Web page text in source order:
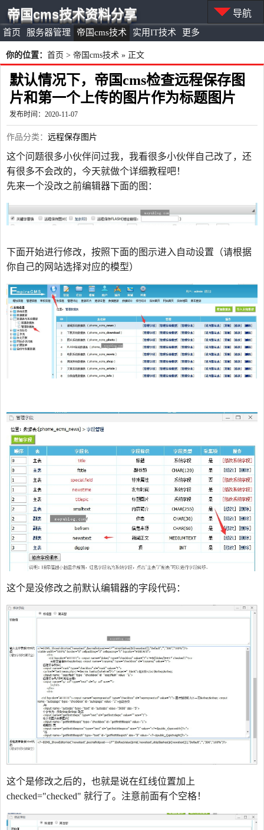
首页 服务器管理 帝国cms技术 实用IT技术 更多
帝国cms技术资料分享 导航
你的位置： 首页 > 帝国cms技术 » 正文
默认情况下，帝国cms检查远程保存图
片和第一个上传的图片作为标题图片
发布时间：2020-11-07
作品分类： 远程保存图片
这个问题很多小伙伴问过我，我看很多小伙伴自己改了，还
有很多不会改的，今天就做个详细教程吧！
先来一个没改之前编辑器下面的图：
下面开始进行修改，按照下面的图示进入自动设置（请根据
你自己的网站选择对应的模型）
这个是没修改之前默认编辑器的字段代码：
这个是修改之后的，也就是说在红线位置加上
checked="checked" 就行了。注意前面有个空格！